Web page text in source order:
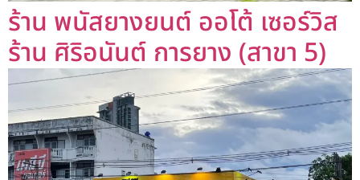
ร้าน พนัสยางยนต์ ออโต้ เซอร์วิส
ร้าน ศิริอนันต์ การยาง (สาขา 5)